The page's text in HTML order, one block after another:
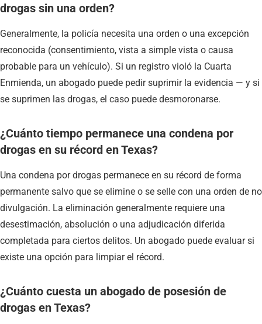
drogas sin una orden?
Generalmente, la policía necesita una orden o una excepción
reconocida (consentimiento, vista a simple vista o causa
probable para un vehículo). Si un registro violó la Cuarta
Enmienda, un abogado puede pedir suprimir la evidencia — y si
se suprimen las drogas, el caso puede desmoronarse.
¿Cuánto tiempo permanece una condena por
drogas en su récord en Texas?
Una condena por drogas permanece en su récord de forma
permanente salvo que se elimine o se selle con una orden de no
divulgación. La eliminación generalmente requiere una
desestimación, absolución o una adjudicación diferida
completada para ciertos delitos. Un abogado puede evaluar si
existe una opción para limpiar el récord.
¿Cuánto cuesta un abogado de posesión de
drogas en Texas?